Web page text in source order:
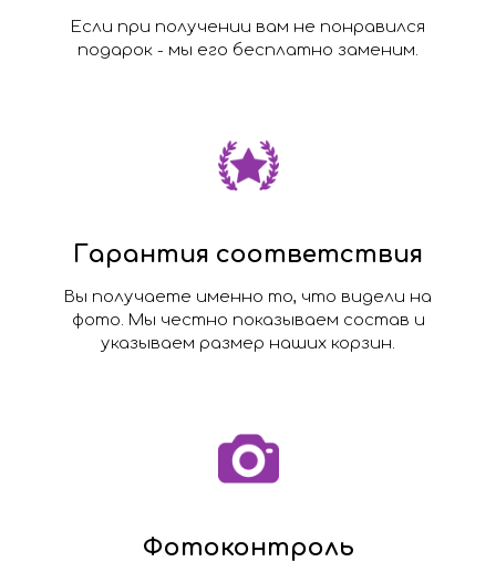
Если при получении вам не понравился
подарок - мы его бесплатно заменим.
Гарантия соответствия
Вы получаете именно то, что видели на
фото. Мы честно показываем состав и
указываем размер наших корзин.
Фотоконтроль